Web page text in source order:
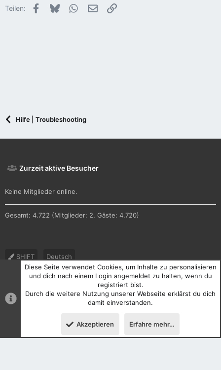
Teilen: Facebook
Bluesky WhatsApp
E-MailLink
Hilfe | Troubleshooting
Zurzeit aktive Besucher
Keine Mitglieder online.
Gesamt: 4.722 (Mitglieder: 2, Gäste: 4.720)
SHIFT
Deutsch
Nutzungsbedingungen
Datenschutz Hilfe und Impressum
S
S
Diese Seite verwendet Cookies, um Inhalte zu personalisieren
und dich nach einem Login angemeldet zu halten, wenn du
registriert bist.
Durch die weitere Nutzung unserer Webseite erklärst du dich
damit einverstanden.
Akzeptieren Erfahre mehr…